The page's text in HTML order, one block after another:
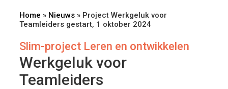
Home » Nieuws» Project Werkgeluk voor
Teamleiders gestart, 1 oktober 2024
Slim-project Leren en ontwikkelen
Werkgeluk voor
Teamleiders